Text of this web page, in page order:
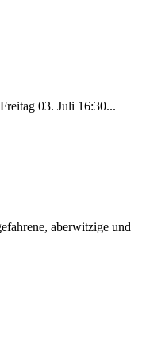
03. Juli 16:30...
aberwitzige und